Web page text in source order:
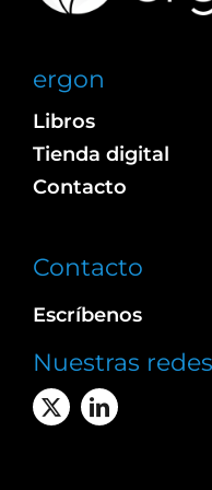
ergon
Libros
Tienda digital
Contacto
Contacto
Escríbenos
Nuestras redes